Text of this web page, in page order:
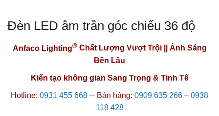
Đèn LED âm trần góc chiếu 36 độ
Anfaco Lighting® Chất Lượng Vượt Trội || Ánh Sáng
Bền Lâu
Kiến tạo không gian Sang Trọng & Tinh Tế
Hotline: 0931 455 668 ─Bán hàng: 0909 635 266 – 0938
118 428